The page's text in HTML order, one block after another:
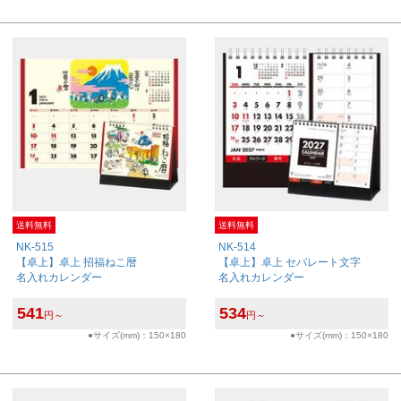
送料無料
NK-515
【卓上】卓上 招福ねこ暦
名入れカレンダー
541円～
●サイズ(mm)：150×180
送料無料
NK-514
【卓上】卓上 セパレート文字
名入れカレンダー
534円～
●サイズ(mm)：150×180